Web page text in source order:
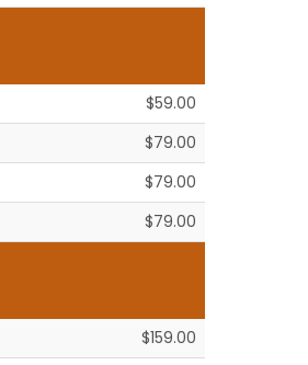
$59.00
$79.00
$79.00
$79.00
$159.00